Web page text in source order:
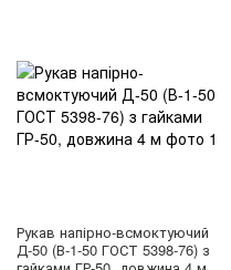
Рукав напірно-всмоктуючий
Д-50 (В-1-50 ГОСТ 5398-76) з